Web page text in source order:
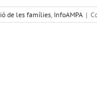
de les famílies, InfoAMPA |